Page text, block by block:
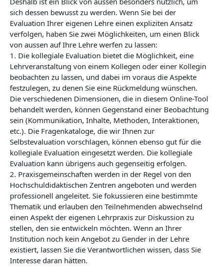
sich dessen bewusst zu werden. Wenn Sie bei der
Evaluation Ihrer eigenen Lehre einen expliziten Ansatz
verfolgen, haben Sie zwei Möglichkeiten, um einen Blick
von aussen auf Ihre Lehre werfen zu lassen:
1. Die kollegiale Evaluation bietet die Möglichkeit, eine
Lehrveranstaltung von einem Kollegen oder einer Kollegin
beobachten zu lassen, und dabei im voraus die Aspekte
festzulegen, zu denen Sie eine Rückmeldung wünschen.
Die verschiedenen Dimensionen, die in diesem Online-Tool
behandelt werden, können Gegenstand einer Beobachtung
sein (Kommunikation, Inhalte, Methoden, Interaktionen,
etc.). Die Fragenkataloge, die wir Ihnen zur
Selbstevaluation vorschlagen, können ebenso gut für die
kollegiale Evaluation eingesetzt werden. Die kollegiale
Evaluation kann übrigens auch gegenseitig erfolgen.
2. Praxisgemeinschaften werden in der Regel von den
Hochschuldidaktischen Zentren angeboten und werden
professionell angeleitet. Sie fokussieren eine bestimmte
Thematik und erlauben den Teilnehmenden abwechselnd
einen Aspekt der eigenen Lehrpraxis zur Diskussion zu
stellen, den sie entwickeln möchten. Wenn an Ihrer
Institution noch kein Angebot zu Gender in der Lehre
existiert, lassen Sie die Verantwortlichen wissen, dass Sie
Interesse daran hätten.